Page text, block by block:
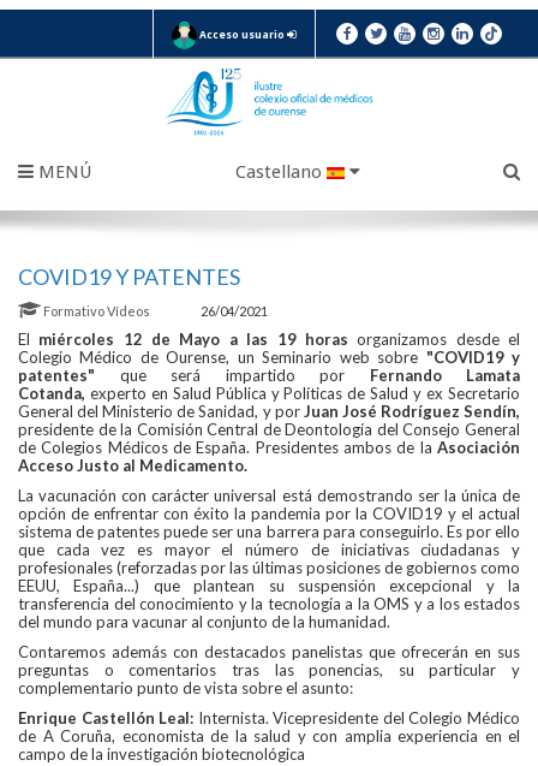
Acceso usuario
MENÚ Castellano
COVID19 Y PATENTES
FormativoVídeos 26/04/2021
El miércoles 12 de Mayo a las 19 horasorganizamos desde el
Colegio Médico de Ourense, un Seminario web sobre "COVID19 y
patentes" que será impartido por Fernando Lamata
Cotanda, experto en Salud Pública y Políticas de Salud y ex Secretario
General del Ministerio de Sanidad, y porJuan José Rodríguez Sendín,
presidente de la Comisión Central de Deontología del Consejo General
de Colegios Médicos de España. Presidentes ambos de la Asociación
Acceso Justo al Medicamento.
La vacunación con carácter universal está demostrando ser la única de
opción de enfrentar con éxito la pandemia por la COVID19 y el actual
sistema de patentes puede ser una barrera para conseguirlo. Es por ello
que cada vez es mayor el número de iniciativas ciudadanas y
profesionales (reforzadas por las últimas posiciones de gobiernos como
EEUU, España...) que plantean su suspensión excepcional y la
transferencia del conocimiento y la tecnología a la OMS y a los estados
del mundo para vacunar al conjunto de la humanidad.
Contaremos además con destacados panelistas que ofrecerán en sus
preguntas o comentarios tras las ponencias, su particular y
complementario punto de vista sobre el asunto:
Enrique Castellón Leal: Internista. Vicepresidente del Colegio Médico
de A Coruña, economista de la salud y con amplia experiencia en el
campo de la investigación biotecnológica